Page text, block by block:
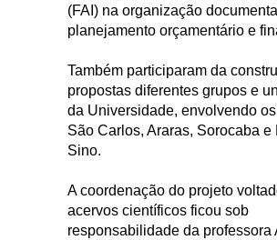
(FAI) na organização
planejamento orçamentário e
Também participaram da
propostas diferentes grupos e
da Universidade, envolvendo
São Carlos, Araras, Sorocaba e
Sino.
A coordenação do projeto
acervos científicos ficou sob
responsabilidade da professora